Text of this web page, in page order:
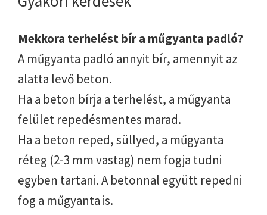
Mekkora terhelést bír a műgyanta padló?
A műgyanta padló annyit bír, amennyit az
alatta levő beton.
Ha a beton bírja a terhelést, a műgyanta
felület repedésmentes marad.
Ha a beton reped, süllyed, a műgyanta
réteg (2-3 mm vastag) nem fogja tudni
egyben tartani. A betonnal együtt repedni
fog a műgyanta is.